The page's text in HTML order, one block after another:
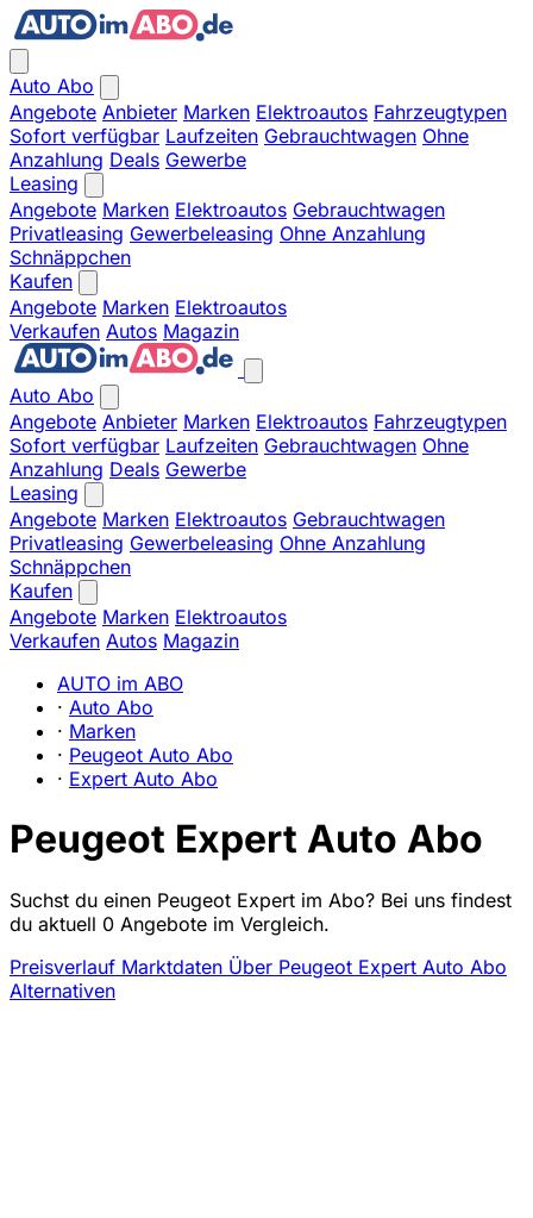
Auto Abo
Angebote Anbieter Marken Elektroautos Fahrzeugtypen
Sofort verfügbar Laufzeiten Gebrauchtwagen Ohne
Anzahlung Deals Gewerbe
Leasing
Angebote Marken Elektroautos Gebrauchtwagen
Privatleasing Gewerbeleasing Ohne Anzahlung
Schnäppchen
Kaufen
Angebote Marken Elektroautos
Verkaufen Autos Magazin
Auto Abo
Angebote Anbieter Marken Elektroautos Fahrzeugtypen
Sofort verfügbar Laufzeiten Gebrauchtwagen Ohne
Anzahlung Deals Gewerbe
Leasing
Angebote Marken Elektroautos Gebrauchtwagen
Privatleasing Gewerbeleasing Ohne Anzahlung
Schnäppchen
Kaufen
Angebote Marken Elektroautos
Verkaufen Autos Magazin
AUTO im ABO
· Auto Abo
· Marken
· Peugeot Auto Abo
· Expert Auto Abo
Peugeot Expert Auto Abo
Suchst du einen Peugeot Expert im Abo? Bei uns findest
du aktuell 0 Angebote im Vergleich.
Preisverlauf Marktdaten Über Peugeot Expert Auto Abo
Alternativen